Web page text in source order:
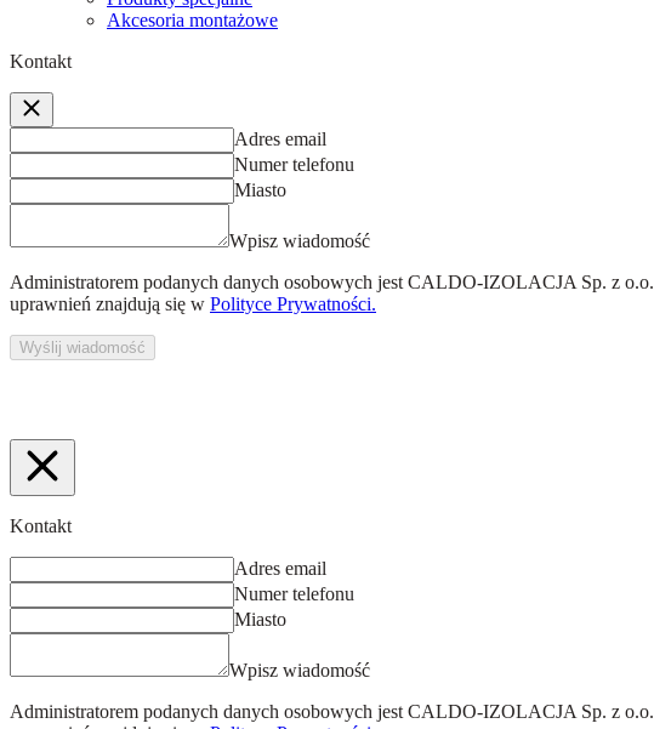
Akcesoria montażowe
Kontakt
Adres email
Numer telefonu
Miasto
Wpisz wiadomość
Administratorem podanych danych osobowych jest CALDO-IZOLACJA Sp. z o.o.
uprawnień znajdują się w Polityce Prywatności.
Wyślij wiadomość
Kontakt
Adres email
Numer telefonu
Miasto
Wpisz wiadomość
Administratorem podanych danych osobowych jest CALDO-IZOLACJA Sp. z o.o.